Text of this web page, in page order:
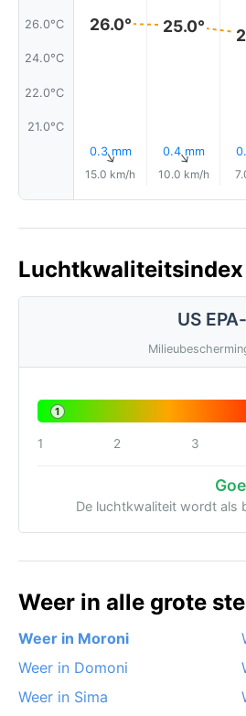
26.0°C
24.0°C
22.0°C
21.0°C
26.0°
0.3 mm
↑
15.0 km/h
25.0°
0.4 mm
↑
10.0 km/h
Luchtkwaliteitsindex
US
1
1 2 3
De luchtkwaliteit wordt als
Weer in alle grote
Weer in Moroni
Weer in Domoni
Weer in Sima